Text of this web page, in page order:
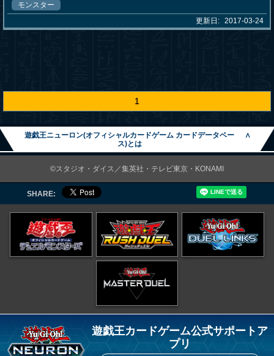
モンスター
更新日: 2017-03-24
1
遊戯王ニューロン(オフィシャルカードゲーム カードデータベー
ス)とは
∧
©スタジオ・ダイス／集英社・テレビ東京・KONAMI
SHARE:
遊戯王カードゲーム公式サポートア
プリ